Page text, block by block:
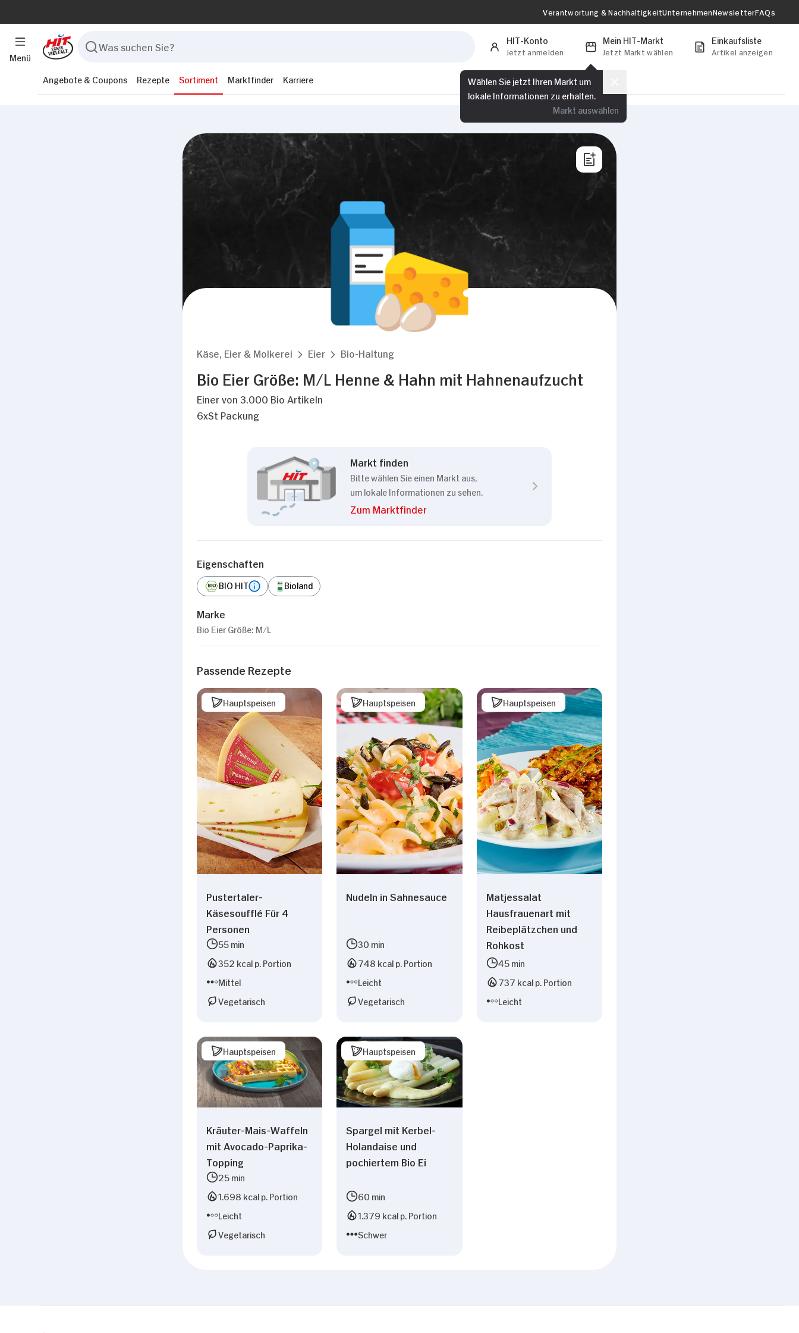
Menü
Verantwortung & NachhaltigkeitUnternehmenNewsletterFAQs
HIT-Konto
Jetzt anmelden
Mein HIT-Markt
Jetzt Markt wählen
Wählen Sie jetzt Ihren Markt um
lokale Informationen zu erhalten.
Markt auswählen
Einkaufsliste
Artikel anzeigen
Angebote & Coupons Rezepte Sortiment Marktfinder Karriere
Käse, Eier & Molkerei Eier Bio-Haltung
Bio Eier Größe: M/L Henne & Hahn mit Hahnenaufzucht
Einer von 3.000 Bio Artikeln
6xSt Packung
Markt finden
Bitte wählen Sie einen Markt aus,
um lokale Informationen zu sehen.
Zum Marktfinder
Eigenschaften
BIO HIT Bioland
Marke
Bio Eier Größe: M/L
Passende Rezepte
Hauptspeisen
Pustertaler-
Käsesoufflé Für 4
Personen
55 min
352 kcal p. Portion
Mittel
Vegetarisch
Hauptspeisen
Nudeln in Sahnesauce
30 min
748 kcal p. Portion
Leicht
Vegetarisch
Hauptspeisen
Matjessalat
Hausfrauenart mit
Reibeplätzchen und
Rohkost
45 min
737 kcal p. Portion
Leicht
Hauptspeisen
Kräuter-Mais-Waffeln
mit Avocado-Paprika-
Topping
25 min
1.698 kcal p. Portion
Leicht
Vegetarisch
Hauptspeisen
Spargel mit Kerbel-
Holandaise und
pochiertem Bio Ei
60 min
1.379 kcal p. Portion
Schwer